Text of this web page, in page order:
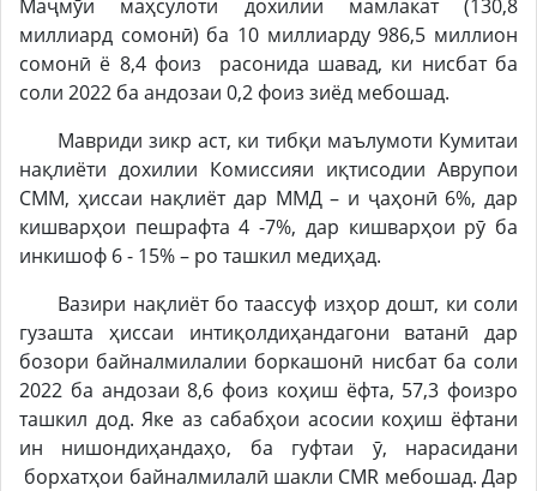
Маҷмӯи маҳсулоти дохилии мамлакат (130,8
миллиард сомонӣ) ба 10 миллиарду 986,5 миллион
сомонӣ ё 8,4 фоиз расонида шавад, ки нисбат ба
соли 2022 ба андозаи 0,2 фоиз зиёд мебошад.
Мавриди зикр аст, ки тибқи маълумоти Кумитаи
нақлиёти дохилии Комиссияи иқтисодии Аврупои
СММ, ҳиссаи нақлиёт дар ММД – и ҷаҳонӣ 6%, дар
кишварҳои пешрафта 4 -7%, дар кишварҳои рӯ ба
инкишоф 6 - 15% – ро ташкил медиҳад.
Вазири нақлиёт бо таассуф изҳор дошт, ки соли
гузашта ҳиссаи интиқолдиҳандагони ватанӣ дар
бозори байналмилалии боркашонӣ нисбат ба соли
2022 ба андозаи 8,6 фоиз коҳиш ёфта, 57,3 фоизро
ташкил дод. Яке аз сабабҳои асосии коҳиш ёфтани
ин нишондиҳандаҳо, ба гуфтаи ӯ, нарасидани
борхатҳои байналмилалӣ шакли CMR мебошад. Дар